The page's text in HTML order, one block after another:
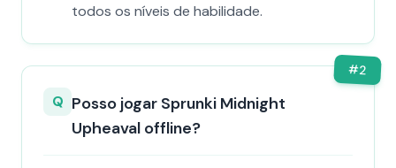
todos os níveis de habilidade.
#2
Q Posso jogar Sprunki Midnight
Upheaval offline?